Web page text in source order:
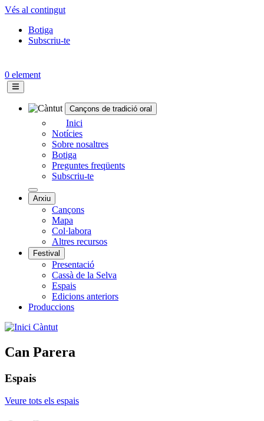
Vés al contingut
Topbar
Botiga
Subscriu-te
0 element
Navegació
principal
Cançons de tradició oral
Inici
Notícies
Sobre nosaltres
Botiga
Preguntes freqüents
Subscriu-te
Arxiu
Cançons
Mapa
Col·labora
Altres recursos
Festival
Presentació
Cassà de la Selva
Espais
Edicions anteriors
Produccions
Càntut
Can Parera
Espais
Veure tots els espais